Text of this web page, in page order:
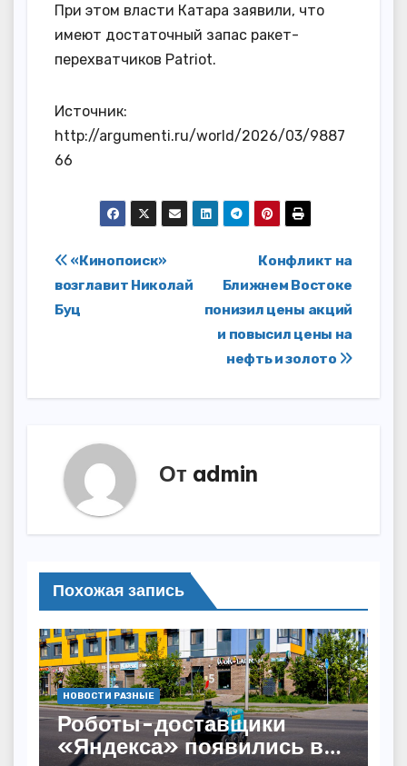
При этом власти Катара заявили, что
имеют достаточный запас ракет-
перехватчиков Patriot.
Источник:
http://argumenti.ru/world/2026/03/9887
66
Навигация
по
Конфликт на
Ближнем Востоке
понизил цены акций
и повысил цены на
нефть и золото
«Кинопоиск»
возглавит Николай
Буц
От admin
Похожая запись
НОВОСТИ РАЗНЫЕ
Роботы-доставщики
«Яндекса» появились в